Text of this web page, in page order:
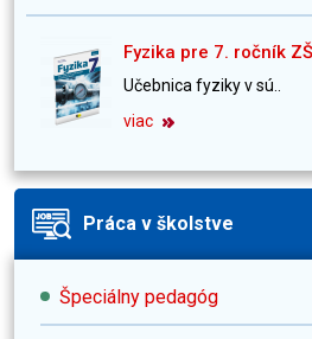
Fyzika pre 7. ročník
Učebnica fyziky v sú..
viac
Práca v školstve
Špeciálny pedagóg